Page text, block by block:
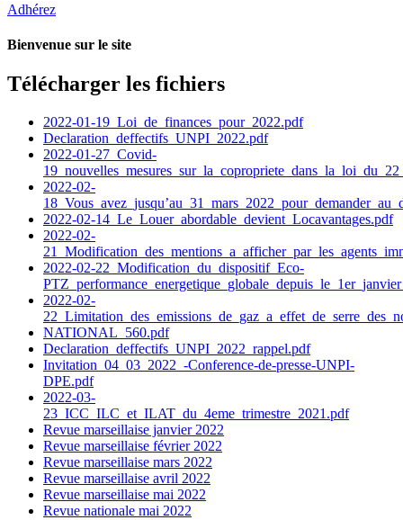
Adhérez
Bienvenue sur le site
Télécharger les fichiers
2022-01-19_Loi_de_finances_pour_2022.pdf
Declaration_deffectifs_UNPI_2022.pdf
2022-01-27_Covid-
2022-02-
2022-02-14_Le_Louer_abordable_devient_Locavantages.pdf
2022-02-
2022-02-22_Modification_du_dispositif_Eco-
2022-02-
NATIONAL_560.pdf
Declaration_deffectifs_UNPI_2022_rappel.pdf
Invitation_04_03_2022_-Conference-de-presse-UNPI-
DPE.pdf
2022-03-
23_ICC_ILC_et_ILAT_du_4eme_trimestre_2021.pdf
Revue marseillaise janvier 2022
Revue marseillaise février 2022
Revue marseillaise mars 2022
Revue marseillaise avril 2022
Revue marseillaise mai 2022
Revue nationale mai 2022